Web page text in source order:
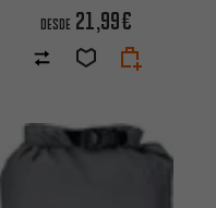
DESDE 21,99€